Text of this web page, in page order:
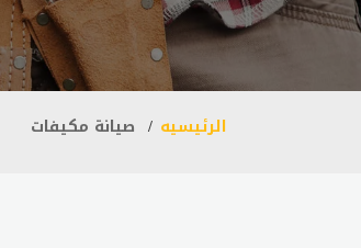
الرئيسيه صيانة مكيفات